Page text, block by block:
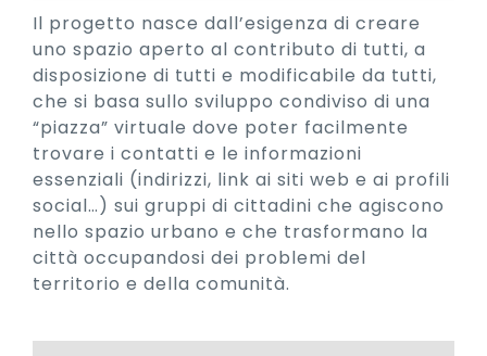
Il progetto nasce dall’esigenza di creare
uno spazio aperto al contributo di tutti, a
disposizione di tutti e modificabile da tutti,
che si basa sullo sviluppo condiviso di una
“piazza” virtuale dove poter facilmente
trovare i contatti e le informazioni
essenziali (indirizzi, link ai siti web e ai profili
social…) sui gruppi di cittadini che agiscono
nello spazio urbano e che trasformano la
città occupandosi dei problemi del
territorio e della comunità.